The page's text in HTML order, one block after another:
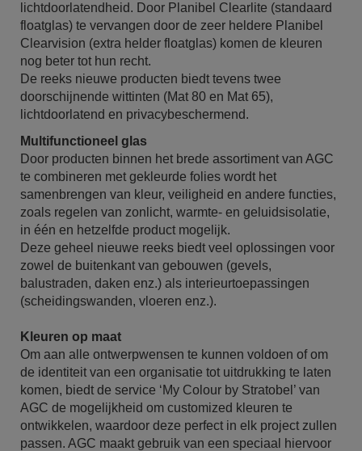
lichtdoorlatendheid. Door Planibel Clearlite (standaard
floatglas) te vervangen door de zeer heldere Planibel
Clearvision (extra helder floatglas) komen de kleuren
nog beter tot hun recht.
De reeks nieuwe producten biedt tevens twee
doorschijnende wittinten (Mat 80 en Mat 65),
lichtdoorlatend en privacybeschermend.
Multifunctioneel glas
Door producten binnen het brede assortiment van AGC
te combineren met gekleurde folies wordt het
samenbrengen van kleur, veiligheid en andere functies,
zoals regelen van zonlicht, warmte- en geluidsisolatie,
in één en hetzelfde product mogelijk.
Deze geheel nieuwe reeks biedt veel oplossingen voor
zowel de buitenkant van gebouwen (gevels,
balustraden, daken enz.) als interieurtoepassingen
(scheidingswanden, vloeren enz.).
Kleuren op maat
Om aan alle ontwerpwensen te kunnen voldoen of om
de identiteit van een organisatie tot uitdrukking te laten
komen, biedt de service ‘My Colour by Stratobel’ van
AGC de mogelijkheid om customized kleuren te
ontwikkelen, waardoor deze perfect in elk project zullen
passen. AGC maakt gebruik van een speciaal hiervoor